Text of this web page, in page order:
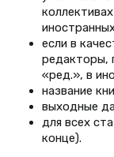
если в
редакторы,
«ред.», в
название
выходные
для всех
конце).